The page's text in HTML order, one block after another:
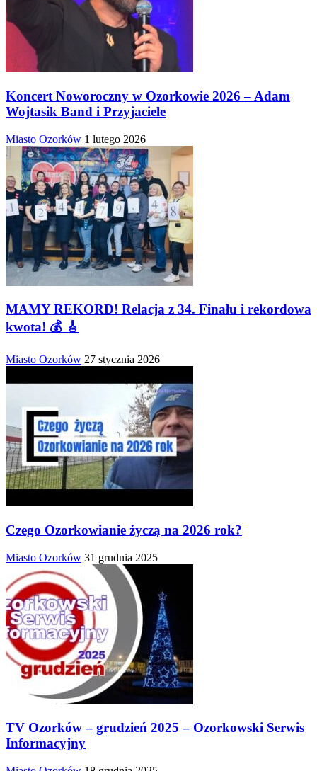
Koncert Noworoczny w Ozorkowie 2026 – Adam
Wojtasik Band i Przyjaciele
Miasto Ozorków 1 lutego 2026
MAMY REKORD! Relacja z 34. Finału i rekordowa
kwota! 💰 🎸
Miasto Ozorków 27 stycznia 2026
Czego Ozorkowianie życzą na 2026 rok?
Miasto Ozorków 31 grudnia 2025
TV Ozorków – grudzień 2025 – Ozorkowski Serwis
Informacyjny